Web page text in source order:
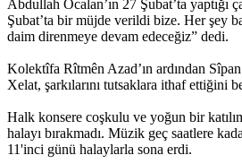
Abdullah Öcalan’ın 27 Şubat’ta yaptığı
Şubat’ta bir müjde verildi bize. Her şey
daim direnmeye devam edeceğiz” dedi.
Kolektîfa Rîtmên Azad’ın ardından
Xelat, şarkılarını tutsaklara ithaf ettiğini
Halk konsere coşkulu ve yoğun bir
halayı bırakmadı. Müzik geç saatlere
11'inci günü halaylarla sona erdi.